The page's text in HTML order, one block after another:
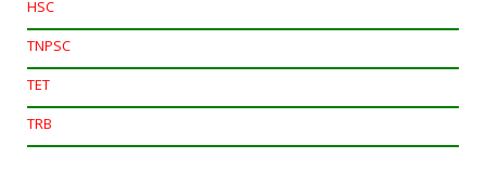
HSC
TNPSC
TET
TRB